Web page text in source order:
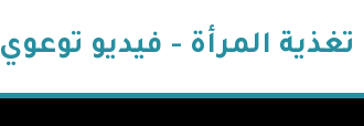
تغذية المرأة - فيديو توعوي